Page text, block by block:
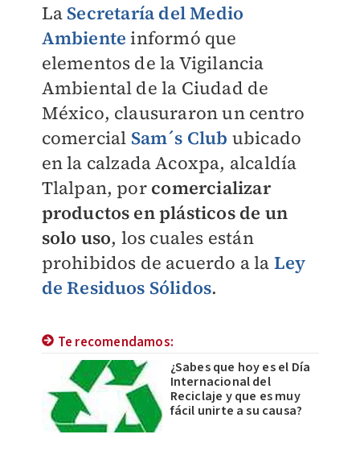
La Secretaría del Medio
Ambiente informó que
elementos de la Vigilancia
Ambiental de la Ciudad de
México, clausuraron un centro
comercial Sam´s Club ubicado
en la calzada Acoxpa, alcaldía
Tlalpan, por comercializar
productos en plásticos de un
solo uso, los cuales están
prohibidos de acuerdo a la Ley
de Residuos Sólidos.
Te recomendamos:
¿Sabes que hoy es el Día
Internacional del
Reciclaje y que es muy
fácil unirte a su causa?